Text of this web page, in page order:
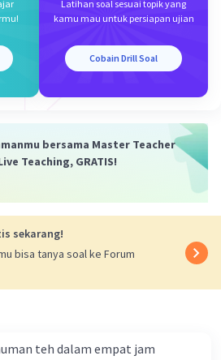
Iklan
Latihan soal sesuai topik yang
kamu mau untuk persiapan ujian
Cobain Drill Soal
bersama Master Teacher
Teaching, GRATIS!
sekarang!
bisa tanya soal ke Forum
teh dalam empat jam